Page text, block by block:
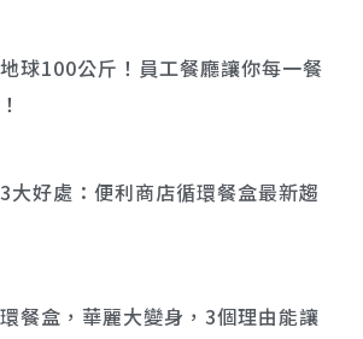
球100公斤！員工餐廳讓你每一餐
大好處：便利商店循環餐盒最新趨
餐盒，華麗大變身，3個理由能讓